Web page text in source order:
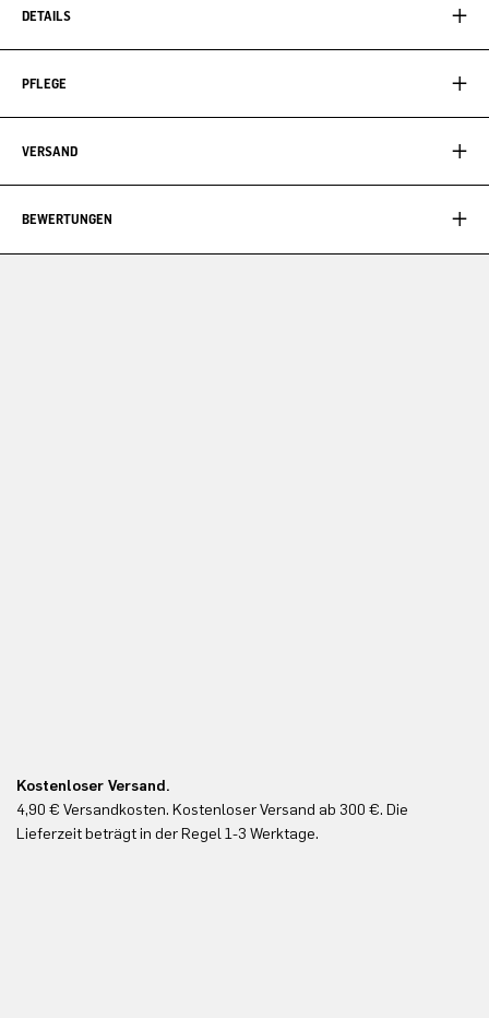
DETAILS
PFLEGE
VERSAND
BEWERTUNGEN
Kostenloser Versand.
4,90 € Versandkosten. Kostenloser Versand ab 300 €. Die
Lieferzeit beträgt in der Regel 1-3 Werktage.